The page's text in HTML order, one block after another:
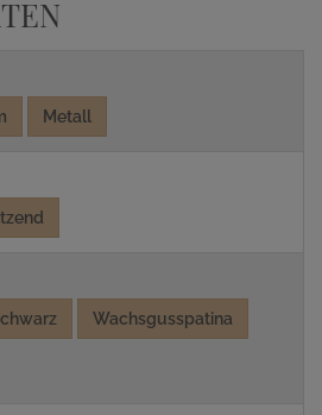
Metall
Wachsgusspatina